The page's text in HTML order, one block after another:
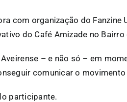
com organização do Fanzine
do Café Amizade no Bairro
– e não só – em
comunicar o
participante.